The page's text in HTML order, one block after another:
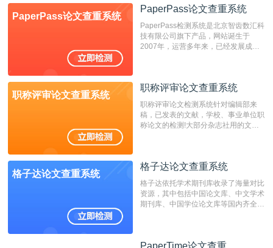
检测系统，其真实性和权威性无可厚
非。其次，相对于知网而言，万方检测
费用少，上手容易，是学生初次论文查
重的推荐系统。
PaperPass论文查重系统
PaperPass论文查重系统
PaperPass检测系统是北京智齿数汇科
技有限公司旗下产品，网站诞生于
2007年，运营多年来，已经发展成为
检测速度快、精度高，市场反映良好。
职称评审论文查重系统
职称评审论文查重系统
职称评审论文检测系统针对编辑部来
稿，已发表的文献，学校、事业单位职
称论文的检测!大部分杂志社用的文献
编辑部检测来稿和已发表的文献,检测
测时注意填写第一作者,才能排除已发
表文献复制比。（限制字符数1万）
格子达论文查重系统
格子达论文查重系统
格子达依托学术期刊库收录了海量对比
资源，其中包括中国论文库、中文学术
期刊库、中国学位论文库等国内齐全的
系统，可检测中文、英文两种语言的论
PaperTime论文查重